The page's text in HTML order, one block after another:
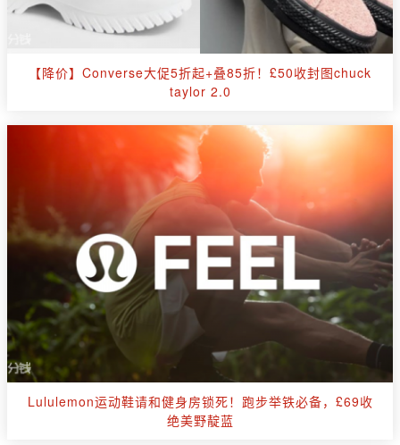
【降价】Converse大促5折起+叠85折！£50收封图chuck
taylor 2.0
Lululemon运动鞋请和健身房锁死！跑步举铁必备，£69收
绝美野靛蓝